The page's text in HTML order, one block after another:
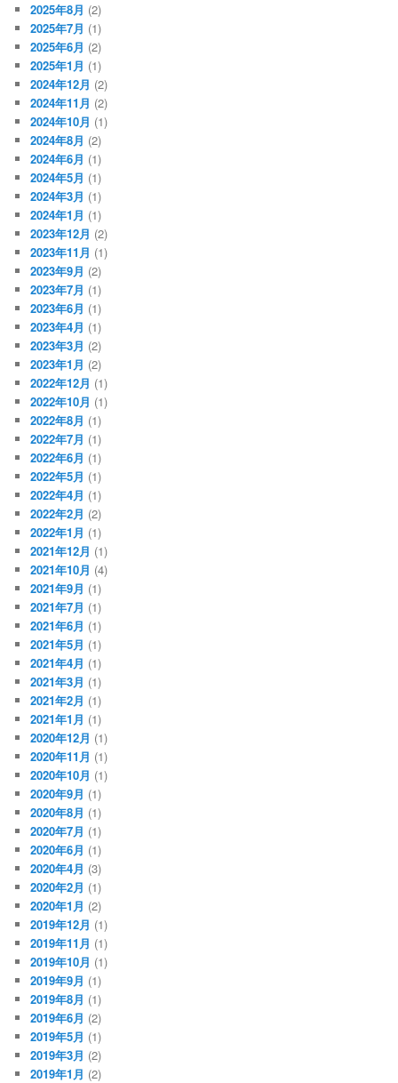
2025年8月 (2)
2025年7月 (1)
2025年6月 (2)
2025年1月 (1)
2024年12月 (2)
2024年11月 (2)
2024年10月 (1)
2024年8月 (2)
2024年6月 (1)
2024年5月 (1)
2024年3月 (1)
2024年1月 (1)
2023年12月 (2)
2023年11月 (1)
2023年9月 (2)
2023年7月 (1)
2023年6月 (1)
2023年4月 (1)
2023年3月 (2)
2023年1月 (2)
2022年12月 (1)
2022年10月 (1)
2022年8月 (1)
2022年7月 (1)
2022年6月 (1)
2022年5月 (1)
2022年4月 (1)
2022年2月 (2)
2022年1月 (1)
2021年12月 (1)
2021年10月 (4)
2021年9月 (1)
2021年7月 (1)
2021年6月 (1)
2021年5月 (1)
2021年4月 (1)
2021年3月 (1)
2021年2月 (1)
2021年1月 (1)
2020年12月 (1)
2020年11月 (1)
2020年10月 (1)
2020年9月 (1)
2020年8月 (1)
2020年7月 (1)
2020年6月 (1)
2020年4月 (3)
2020年2月 (1)
2020年1月 (2)
2019年12月 (1)
2019年11月 (1)
2019年10月 (1)
2019年9月 (1)
2019年8月 (1)
2019年6月 (2)
2019年5月 (1)
2019年3月 (2)
2019年1月 (2)